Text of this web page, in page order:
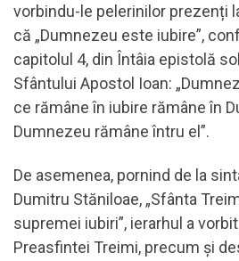
vorbindu-le pelerinilor prezenți
că „Dumnezeu este iubire”,
capitolul 4, din Întâia epistolă
Sfântului Apostol Ioan:
ce rămâne în iubire rămâne în
Dumnezeu rămâne întru el”.
De asemenea, pornind de la
Dumitru Stăniloae, „Sfânta
supremei iubiri”, ierarhul a
Preasfintei Treimi, precum și